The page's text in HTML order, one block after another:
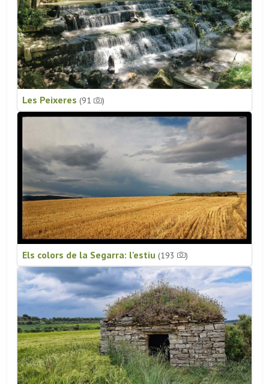
Les Peixeres (91 )
Els colors de la Segarra: l'estiu (193 )